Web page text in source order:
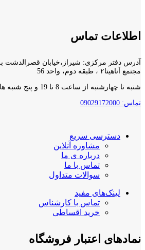
اطلاعات تماس
آدرس دفتر مرکزی: شیراز،خیابان قصرالدشت
مجتمع آناهیتا۲ ، طبقه دوم، واحد 56
شنبه تا چهارشنبه از ساعت 8 تا 19 و پنج شنبه ها 8 تا 2 بعد از ظهر
تماس: 09029172000
دسترسی سریع
مشاوره آنلاین
درباره ی ما
تماس با ما
سوالات متداول
لینک‌های مفید
تماس با کارشناس
خرید اقساطی
نمادهای اعتبار فروشگاه